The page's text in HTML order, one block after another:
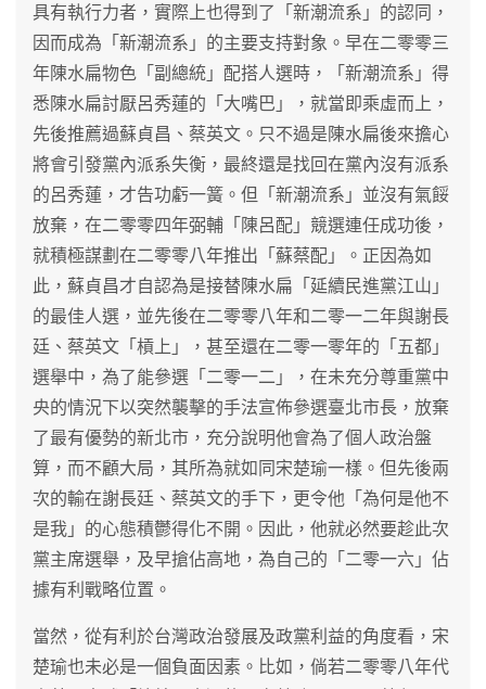
具有執行力者，實際上也得到了「新潮流系」的認同，
因而成為「新潮流系」的主要支持對象。早在二零零三
年陳水扁物色「副總統」配搭人選時，「新潮流系」得
悉陳水扁討厭呂秀蓮的「大嘴巴」，就當即乘虛而上，
先後推薦過蘇貞昌、蔡英文。只不過是陳水扁後來擔心
將會引發黨內派系失衡，最終還是找回在黨內沒有派系
的呂秀蓮，才告功虧一簧。但「新潮流系」並沒有氣餒
放棄，在二零零四年弼輔「陳呂配」競選連任成功後，
就積極謀劃在二零零八年推出「蘇蔡配」。正因為如
此，蘇貞昌才自認為是接替陳水扁「延續民進黨江山」
的最佳人選，並先後在二零零八年和二零一二年與謝長
廷、蔡英文「槓上」，甚至還在二零一零年的「五都」
選舉中，為了能參選「二零一二」，在未充分尊重黨中
央的情況下以突然襲擊的手法宣佈參選臺北市長，放棄
了最有優勢的新北市，充分說明他會為了個人政治盤
算，而不顧大局，其所為就如同宋楚瑜一樣。但先後兩
次的輸在謝長廷、蔡英文的手下，更令他「為何是他不
是我」的心態積鬱得化不開。因此，他就必然要趁此次
黨主席選舉，及早搶佔高地，為自己的「二零一六」佔
據有利戰略位置。
當然，從有利於台灣政治發展及政黨利益的角度看，宋
楚瑜也未必是一個負面因素。比如，倘若二零零八年代